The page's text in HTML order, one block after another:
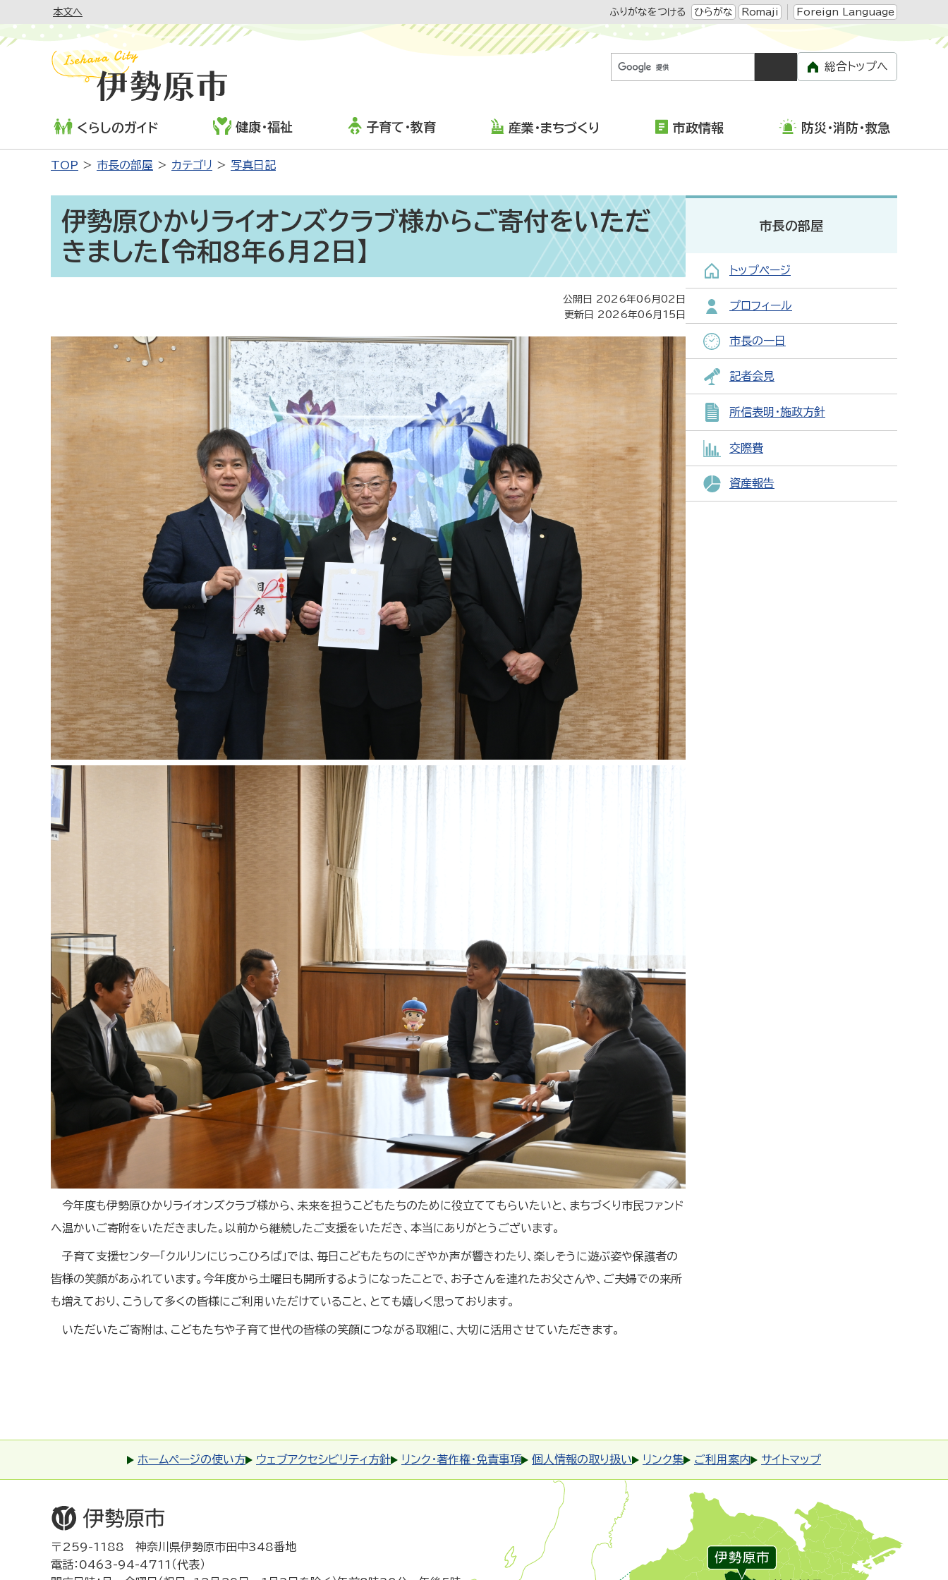
本文へ ふりがなをつける ひらがな Romaji Foreign Language
総合トップへ
くらしのガイド 健康・福祉 子育て・教育 産業・まちづくり 市政情報 防災・消防・救急
TOP 市長の部屋 カテゴリ 写真日記
伊勢原ひかりライオンズクラブ様からご寄付をいただ
きました【令和8年6月2日】
公開日 2026年06月02日
更新日 2026年06月15日
今年度も伊勢原ひかりライオンズクラブ様から、未来を担うこどもたちのために役立ててもらいたいと、まちづくり市民ファンド
へ温かいご寄附をいただきました。以前から継続したご支援をいただき、本当にありがとうございます。
子育て支援センター「クルリンにじっこひろば」では、毎日こどもたちのにぎやか声が響きわたり、楽しそうに遊ぶ姿や保護者の
皆様の笑顔があふれています。今年度から土曜日も開所するようになったことで、お子さんを連れたお父さんや、ご夫婦での来所
も増えており、こうして多くの皆様にご利用いただけていること、とても嬉しく思っております。
いただいたご寄附は、こどもたちや子育て世代の皆様の笑顔につながる取組に、大切に活用させていただきます。
市長の部屋
トップページ
プロフィール
市長の一日
記者会見
所信表明・施政方針
交際費
資産報告
ホームページの使い方 ウェブアクセシビリティ方針 リンク・著作権・免責事項 個人情報の取り扱い リンク集 ご利用案内 サイトマップ
〒259-1188 神奈川県伊勢原市田中348番地
電話：0463-94-4711（代表）